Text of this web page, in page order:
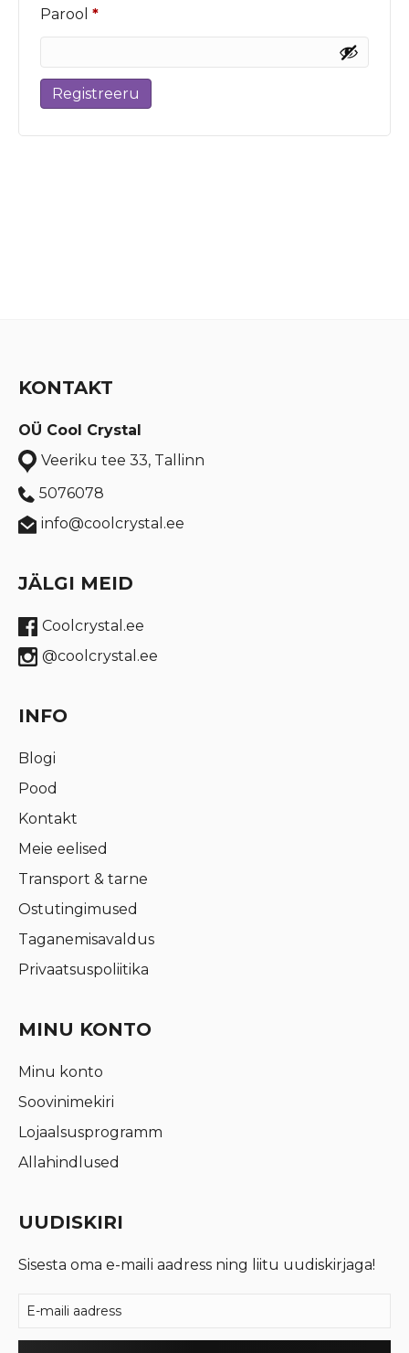
Parool *Nõutud
Registreeru
KONTAKT
OÜ Cool Crystal
Veeriku tee 33, Tallinn
5076078
info@coolcrystal.ee
JÄLGI MEID
Coolcrystal.ee
@coolcrystal.ee
INFO
Blogi
Pood
Kontakt
Meie eelised
Transport & tarne
Ostutingimused
Taganemisavaldus
Privaatsuspoliitika
MINU KONTO
Minu konto
Soovinimekiri
Lojaalsusprogramm
Allahindlused
UUDISKIRI
Sisesta oma e-maili aadress ning liitu uudiskirjaga!